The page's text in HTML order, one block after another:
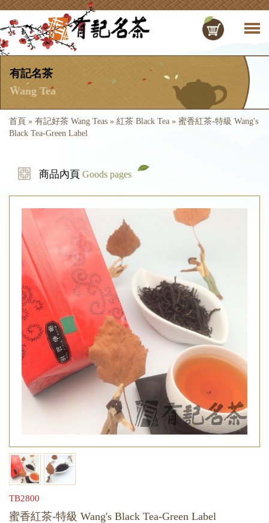
有記名茶
Wang Tea
首頁 » 有記好茶 Wang Teas » 紅茶 Black Tea » 蜜香紅茶-特級 Wang's
Black Tea-Green Label
商品內頁 Goods pages
TB2800
蜜香紅茶-特級 Wang's Black Tea-Green Label